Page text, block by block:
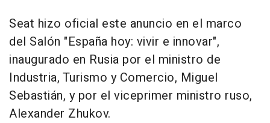
Seat hizo oficial este anuncio en el marco
del Salón "España hoy: vivir e innovar",
inaugurado en Rusia por el ministro de
Industria, Turismo y Comercio, Miguel
Sebastián, y por el viceprimer ministro ruso,
Alexander Zhukov.